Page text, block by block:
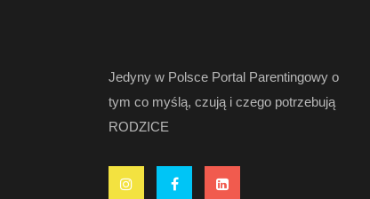
Jedyny w Polsce Portal Parentingowy o
tym co myślą, czują i czego potrzebują
RODZICE